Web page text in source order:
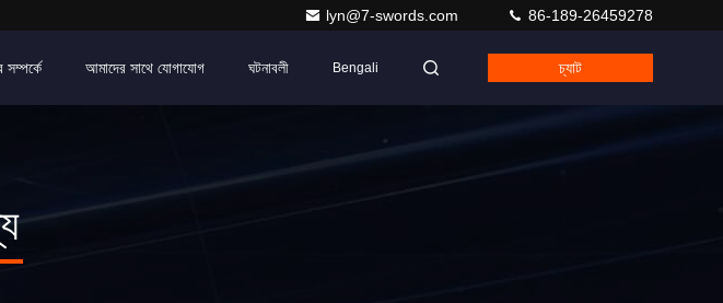
lyn@7-swords.com 86-189-26459278
সম্পর্কে আমাদের সাথে যোগাযোগ ঘটনাবলী Bengali চ্যাট